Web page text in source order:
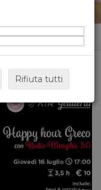
Rifiuta tutti